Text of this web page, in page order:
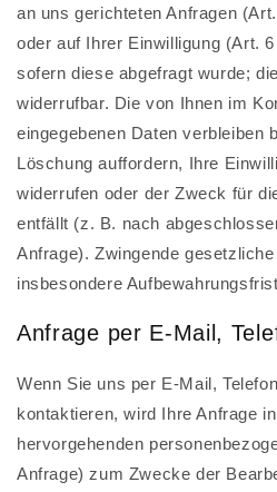
an uns gerichteten Anfragen
oder auf Ihrer Einwilligung (Art.
sofern diese abgefragt wurde;
widerrufbar. Die von Ihnen im
eingegebenen Daten verbleiben
Löschung auffordern, Ihre
widerrufen oder der Zweck für
entfällt (z. B. nach
Anfrage). Zwingende
insbesondere
Anfrage per E-Mail,
Wenn Sie uns per E-Mail,
kontaktieren, wird Ihre Anfrage
hervorgehenden
Anfrage) zum Zwecke der